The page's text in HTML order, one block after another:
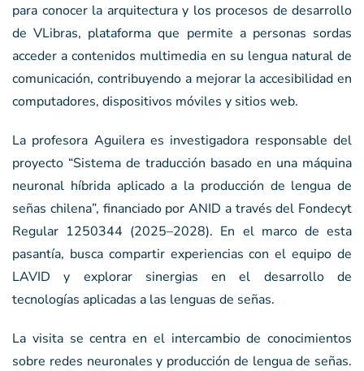
para conocer la arquitectura y los procesos de desarrollo
de VLibras, plataforma que permite a personas sordas
acceder a contenidos multimedia en su lengua natural de
comunicación, contribuyendo a mejorar la accesibilidad en
computadores, dispositivos móviles y sitios web.
La profesora Aguilera es investigadora responsable del
proyecto “Sistema de traducción basado en una máquina
neuronal híbrida aplicado a la producción de lengua de
señas chilena”, financiado por ANID a través del Fondecyt
Regular 1250344 (2025–2028). En el marco de esta
pasantía, busca compartir experiencias con el equipo de
LAVID y explorar sinergias en el desarrollo de
tecnologías aplicadas a las lenguas de señas.
La visita se centra en el intercambio de conocimientos
sobre redes neuronales y producción de lengua de señas.